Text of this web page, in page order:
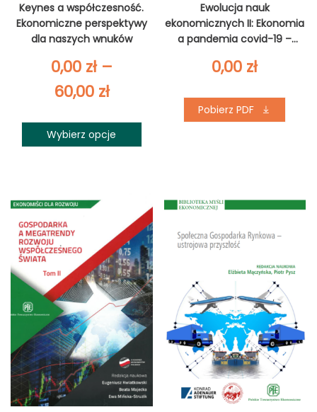
Keynes a współczesność.
Ekonomiczne perspektywy
dla naszych wnuków
0,00 zł –
60,00 złZakres
od
60,00 zł
Wybierz opcje
Ewolucja nauk
ekonomicznych II: Ekonomia
a pandemia covid-19 –
dostosowań czy zmiany
0,00 zł
Pobierz PDF